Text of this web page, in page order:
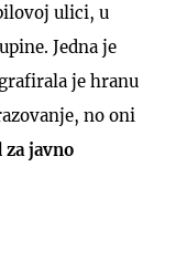
ulici, u
Jedna je
je hranu
no oni
za javno